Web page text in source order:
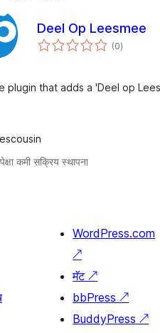
Deel Op Leesmee
(0एकूण
मूल्यांकन
)
plugin that adds a 'Deel op
कमी सक्रिय स्थापना
WordPress.com
↗
मॅट↗
bbPress↗
BuddyPress↗